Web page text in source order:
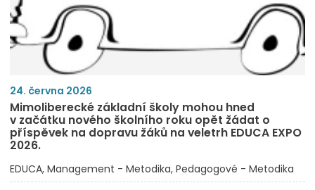
24. června 2026
Mimoliberecké základní školy mohou hned
v začátku nového školního roku opět žádat o
příspěvek na dopravu žáků na veletrh EDUCA EXPO
2026.
EDUCA Management - Metodika Pedagogové - Metodika